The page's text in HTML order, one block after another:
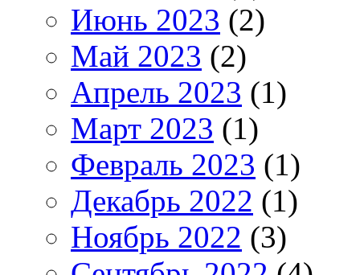
Июнь 2023 (2)
Май 2023 (2)
Апрель 2023 (1)
Март 2023 (1)
Февраль 2023 (1)
Декабрь 2022 (1)
Ноябрь 2022 (3)